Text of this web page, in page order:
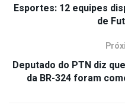
Esportes: 12 equipes
de
Deputado do PTN diz
da BR-324 foram